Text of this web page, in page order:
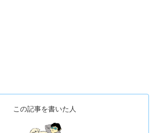
この記事を書いた人